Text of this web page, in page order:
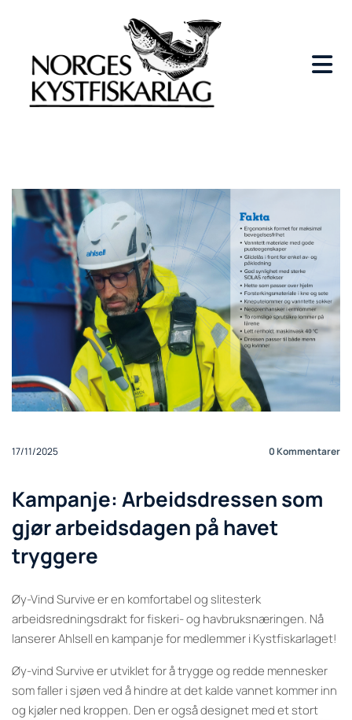
17/11/2025 0Kommentarer
Kampanje: Arbeidsdressen som
gjør arbeidsdagen på havet
tryggere
Øy-Vind Survive er en komfortabel og slitesterk
arbeidsredningsdrakt for fiskeri- og havbruksnæringen. Nå
lanserer Ahlsell en kampanje for medlemmer i Kystfiskarlaget!
Øy-vind Survive er utviklet for å trygge og redde mennesker
som faller i sjøen ved å hindre at det kalde vannet kommer inn
og kjøler ned kroppen. Den er også designet med et stort